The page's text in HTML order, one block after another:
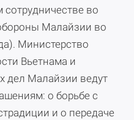
во
Малайзии во
Министерство
Вьетнама и
дел Малайзии ведут
о борьбе с
и о передаче